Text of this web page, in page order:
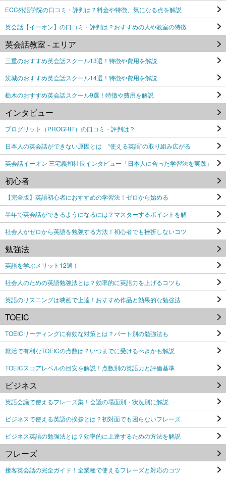
ECC外語学院の口コミ・評判は？料金や特徴、気になる点を解説
英会話【イーオン】の口コミ・評判は？おすすめの人や教室の特徴
英会話教室 - エリア
三重のおすすめ英会話スクール13選！特徴や費用を解説
茨城のおすすめ英会話スクール14選！特徴や費用を解説
栃木のおすすめ英会話スクール9選！特徴や費用を解説
インタビュー
プログリット（PROGRIT）の口コミ・評判は？
日本人の英会話ができない原因とは “使える英語”の取り組み広がる
英会話イーオン 三宅義和社長インタビュー「日本人に合った学習法を実践」
初心者
【完全版】英語初心者におすすめの学習法！ゼロから始める
半年で英会話ができるようになるには？マスターするポイントを解
社会人がゼロから英語を勉強する方法！初心者でも挫折しないコツ
勉強法
英語を学ぶメリット12選！
社会人のための英語勉強法とは？効率的に英語力を上げるコツも
英語のリスニングは映画で上達！おすすめ作品と効果的な勉強法
TOEIC
TOEICリーディングに有効な対策とは？パート別の勉強法も
就活で有利なTOEICの点数は？いつまでに受けるべきかも解説
TOEICスコアレベルの目安を解説！点数別の英語力と評価基準
ビジネス
英語会議で使えるフレーズ集！会議の場面別・状況別に解説
ビジネスで使える英語の挨拶とは？初対面でも困らないフレーズ
ビジネス英語の勉強法とは？効率的に上達するための方法を解説
フレーズ
接客英会話の完全ガイド！全業種で使えるフレーズと対応のコツ